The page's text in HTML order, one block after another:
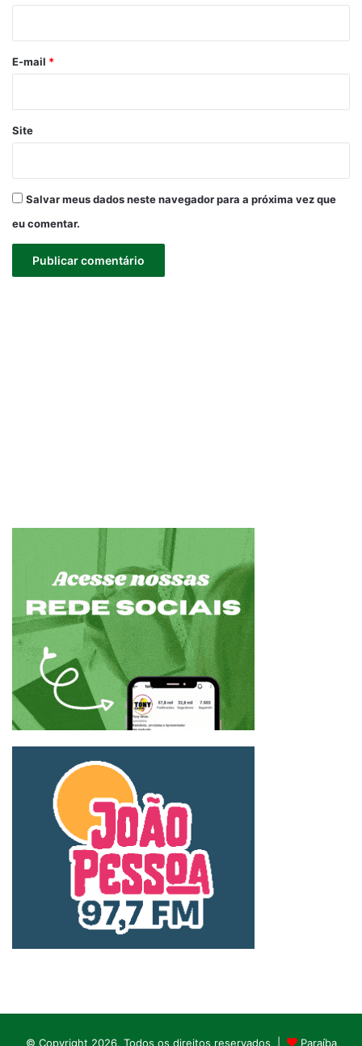
*
E-mail *
Site
Salvar meus dados neste navegador para a próxima vez que
eu comentar.
© Copyright 2026, Todos os direitos reservados | Paraíba